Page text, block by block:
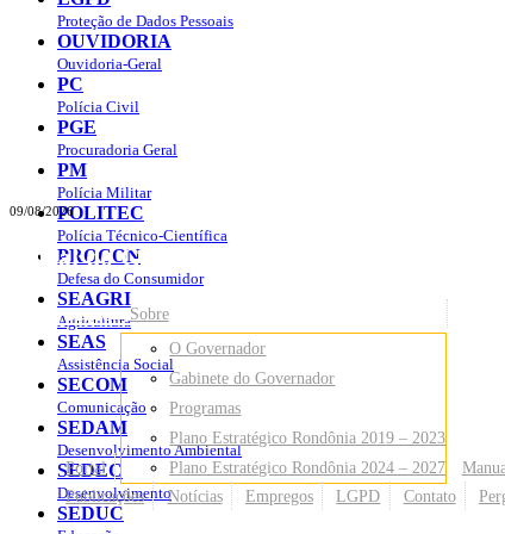
09/08/2026
Portal do Governo do
Governode Rondônia
Portal
Sobre
O Governador
Gabinete do Governador
Programas
Plano Estratégico Rondônia 2019 – 2023
Plano Estratégico Rondônia 2024 – 2027
Publicações
Notícias Empregos LGPD Contato
Proteção de Dados Pessoais
OUVIDORIA
Ouvidoria-Geral
PC
Polícia Civil
PGE
Procuradoria Geral
PM
Polícia Militar
POLITEC
Polícia Técnico-Científica
PROCON
Defesa do Consumidor
SEAGRI
Agricultura
SEAS
Assistência Social
SECOM
Comunicação
SEDAM
Desenvolvimento Ambiental
SEDEC
Desenvolvimento
SEDUC